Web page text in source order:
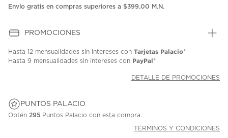
Envío gratis en compras superiores a $399.00 M.N.
PROMOCIONES
Hasta 12 mensualidades sin intereses con Tarjetas Palacio*
Hasta 9 mensualidades sin intereses con PayPal*
DETALLE DE PROMOCIONES
PUNTOS PALACIO
Obtén 295 Puntos Palacio con esta compra.
TÉRMINOS Y CONDICIONES